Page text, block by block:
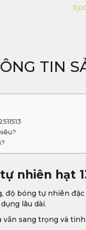
TIN
hạt
bóng tự nhiên
lâu dài.
vẫn sang trọng và